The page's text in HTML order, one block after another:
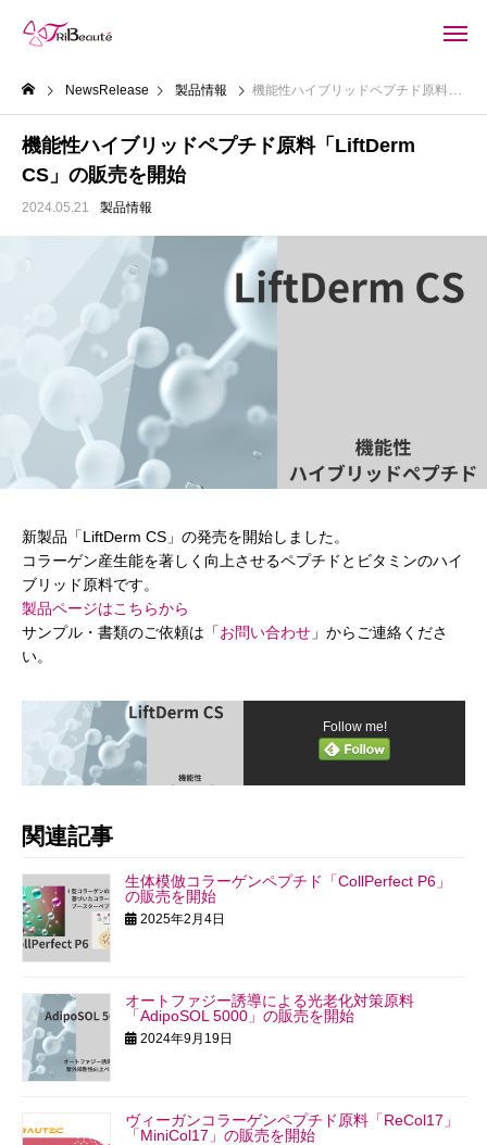
NewsRelease 製品情報 機能性ハイブリッドペプチド原料「LiftDerm CS」の販売を開始
機能性ハイブリッドペプチド原料「LiftDerm
CS」の販売を開始
2024.05.21 製品情報
新製品「LiftDerm CS」の発売を開始しました。
コラーゲン産生能を著しく向上させるペプチドとビタミンのハイ
ブリッド原料です。
製品ページはこちらから
サンプル・書類のご依頼は「お問い合わせ 」からご連絡くださ
い。
Follow me!
関連記事
生体模倣コラーゲンペプチド「CollPerfect P6」
の販売を開始
2025年2月4日
オートファジー誘導による光老化対策原料
「AdipoSOL 5000」の販売を開始
2024年9月19日
ヴィーガンコラーゲンペプチド原料「ReCol17」
「MiniCol17」の販売を開始